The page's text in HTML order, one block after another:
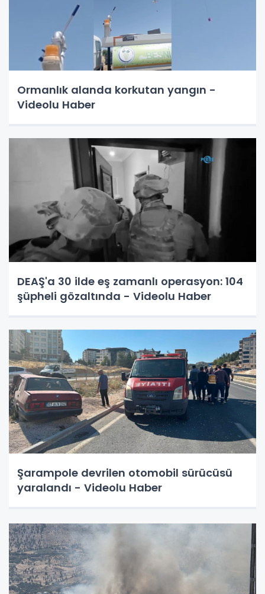
Ormanlık alanda korkutan yangın -
Videolu Haber
DEAŞ'a 30 ilde eş zamanlı operasyon: 104
şüpheli gözaltında - Videolu Haber
Şarampole devrilen otomobil sürücüsü
yaralandı - Videolu Haber